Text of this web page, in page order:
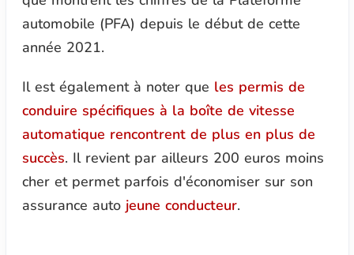
automobile (PFA) depuis le début de cette
année 2021.
Il est également à noter que les permis de
conduire spécifiques à la boîte de vitesse
automatique rencontrent de plus en plus de
succès. Il revient par ailleurs 200 euros moins
cher et permet parfois d'économiser sur son
assurance auto jeune conducteur.